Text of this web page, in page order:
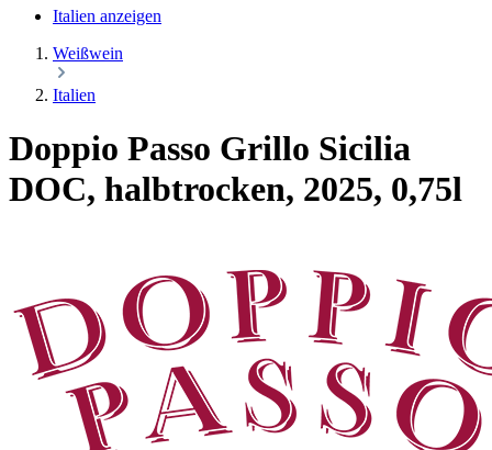
Italien anzeigen
Weißwein
Italien
Doppio Passo Grillo Sicilia
DOC, halbtrocken, 2025, 0,75l